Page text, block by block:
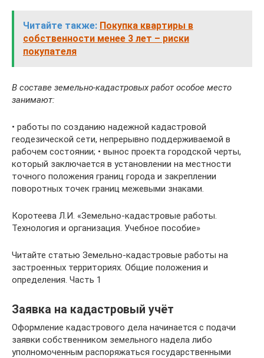
Читайте также: Покупка квартиры в
собственности менее 3 лет – риски
покупателя
В составе земельно-кадастровых работ особое место
занимают:
• работы по созданию надежной кадастровой
геодезической сети, непрерывно поддерживаемой в
рабочем состоянии; • вынос проекта городской черты,
который заключается в установлении на местности
точного положения границ города и закреплении
поворотных точек границ межевыми знаками.
Коротеева Л.И. «Земельно-кадастровые работы.
Технология и организация. Учебное пособие»
Читайте статью Земельно-кадастровые работы на
застроенных территориях. Общие положения и
определения. Часть 1
Заявка на кадастровый учёт
Оформление кадастрового дела начинается с подачи
заявки собственником земельного надела либо
уполномоченным распоряжаться государственными